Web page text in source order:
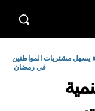
يسهل مشتريات المواطنين
في رمضان